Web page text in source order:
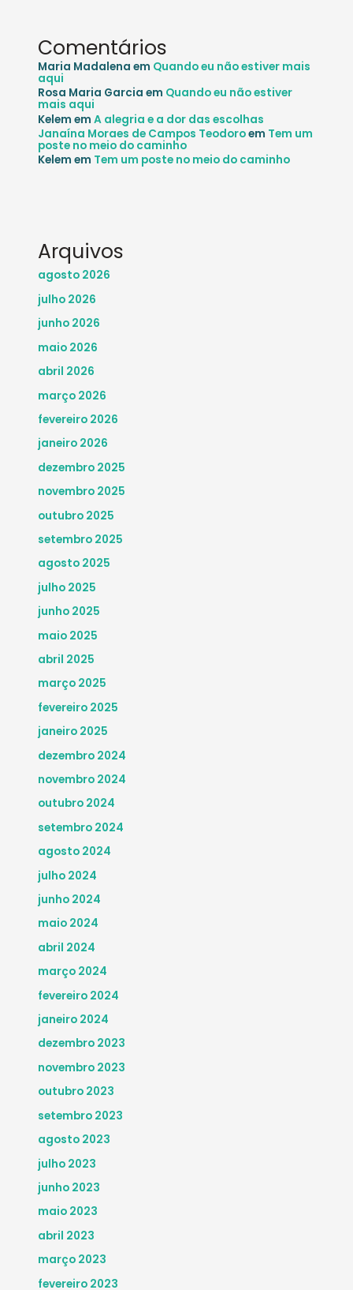
Comentários
Maria Madalena em Quando eu não estiver mais
aqui
Rosa Maria Garcia em Quando eu não estiver
mais aqui
Kelem emA alegria e a dor das escolhas
Janaína Moraes de Campos Teodoroem Tem um
poste no meio do caminho
Kelem em Tem um poste no meio do caminho
Arquivos
agosto 2026
julho 2026
junho 2026
maio 2026
abril 2026
março 2026
fevereiro 2026
janeiro 2026
dezembro 2025
novembro 2025
outubro 2025
setembro 2025
agosto 2025
julho 2025
junho 2025
maio 2025
abril 2025
março 2025
fevereiro 2025
janeiro 2025
dezembro 2024
novembro 2024
outubro 2024
setembro 2024
agosto 2024
julho 2024
junho 2024
maio 2024
abril 2024
março 2024
fevereiro 2024
janeiro 2024
dezembro 2023
novembro 2023
outubro 2023
setembro 2023
agosto 2023
julho 2023
junho 2023
maio 2023
abril 2023
março 2023
fevereiro 2023